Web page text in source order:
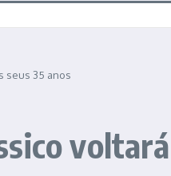
seus 35 anos